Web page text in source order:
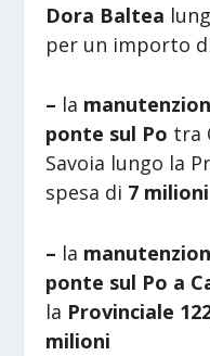
Dora Baltea
per un importo
– la
ponte sul Po tra
Savoia lungo la
spesa di 7 milioni
– la
ponte sul Po a
la Provinciale
milioni